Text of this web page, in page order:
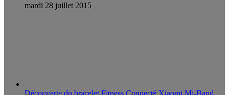
mardi 28 juillet 2015
Découverte du bracelet Fitness Connecté Xiaomi Mi-Band